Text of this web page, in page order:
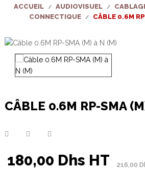
ACCUEIL AUDIOVISUEL
CONNECTIQUE
CÂBLE 0.6M
CÂBLE 0.6M RP-SMA
180,00 Dhs HT 216,00